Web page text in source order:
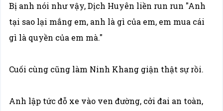
Bị anh nói như vậy, Dịch Huyên liền run run "Anh
tại sao lại mắng em, anh là gì của em, em mua cái
gì là quyền của em mà."
Cuối cùng cũng làm Ninh Khang giận thật sự rồi.
Anh lập tức đỗ xe vào ven đường, cởi đai an toàn,